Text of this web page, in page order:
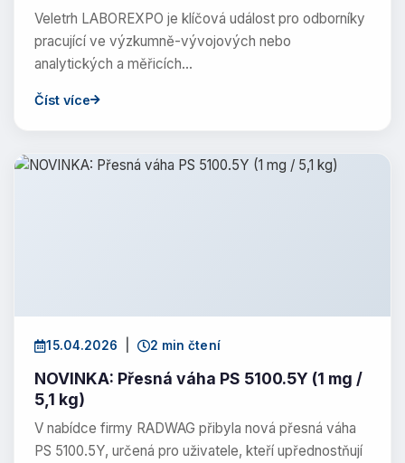
Veletrh LABOREXPO je klíčová událost pro odborníky
pracující ve výzkumně-vývojových nebo
analytických a měřicích…
Číst více
15.04.2026 2 min čtení
NOVINKA: Přesná váha PS 5100.5Y (1 mg /
5,1 kg)
V nabídce firmy RADWAG přibyla nová přesná váha
PS 5100.5Y, určená pro uživatele, kteří upřednostňují